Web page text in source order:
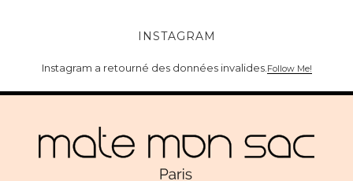
INSTAGRAM
Instagram a retourné des données invalides. Follow Me!